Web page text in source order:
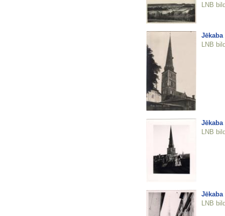
LNB
Jēkaba
LNB
Jēkaba
LNB
Jēkaba
LNB